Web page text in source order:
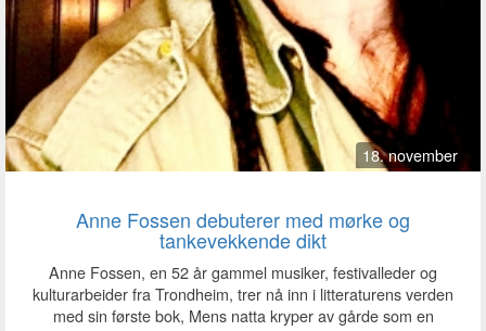
18. november
Anne Fossen debuterer med mørke og
tankevekkende dikt
Anne Fossen, en 52 år gammel musiker, festivalleder og
kulturarbeider fra Trondheim, trer nå inn i litteraturens verden
med sin første bok, Mens natta kryper av gårde som en